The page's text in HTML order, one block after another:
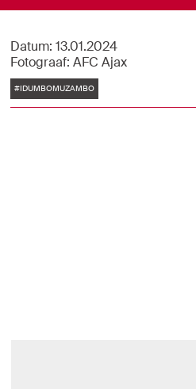
Datum: 13.01.2024
Fotograaf: AFC Ajax
Tags
#IDUMBOMUZAMBO